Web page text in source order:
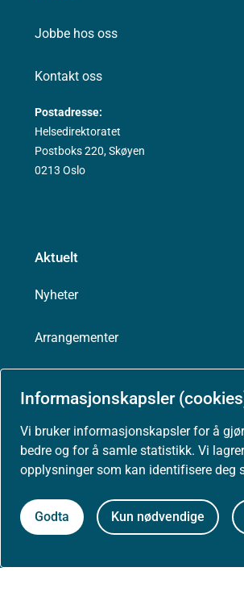
Informasjonskapsler
Vi bruker informasjonskapsler for å
bedre og for å samle statistikk. Vi
opplysninger som kan identifisere deg
Godta Kun nødvendige
Jobbe hos oss
Kontakt oss
Postadresse:
Helsedirektoratet
Postboks 220, Skøyen
0213 Oslo
Aktuelt
Nyheter
Arrangementer
Presse
Om nettstedet